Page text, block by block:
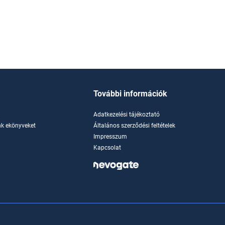
ekönyveket
További információk
Adatkezelési tájékoztató
Általános szerződési feltételek
Impresszum
Kapcsolat